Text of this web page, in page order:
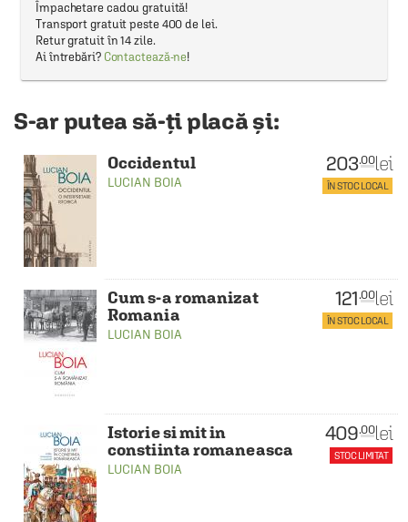
Împachetare cadou gratuită!
Transport gratuit peste 400 de lei.
Retur gratuit în 14 zile.
Ai întrebări? Contactează-ne!
S-ar putea să-ți placă și:
Occidentul
LUCIAN BOIA
203.00lei
ÎN STOC LOCAL
Cum s-a romanizat
Romania
LUCIAN BOIA
121 .00lei
ÎN STOC LOCAL
Istorie si mit in
constiinta romaneasca
LUCIAN BOIA
409.00lei
STOC LIMITAT